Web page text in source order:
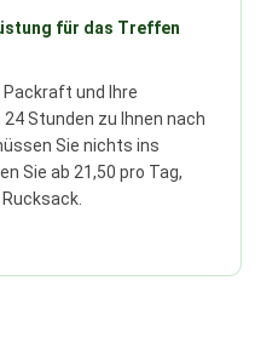
für das Treffen
und Ihre
Stunden zu Ihnen nach
Sie nichts ins
Sie ab 21,50 pro Tag,